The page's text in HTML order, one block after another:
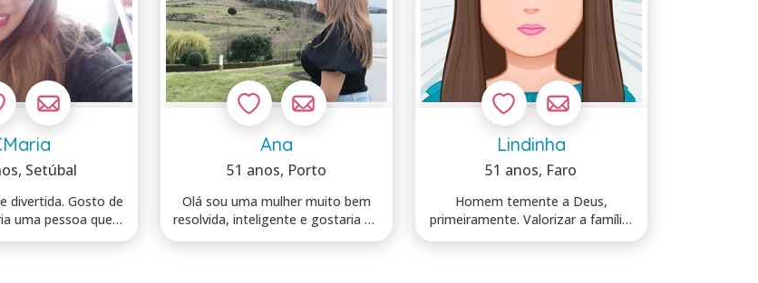
, Setúbal
Gosto de
uma pessoa que
gos...
Ana
51 anos, Porto
Olá sou uma mulher muito bem
resolvida, inteligente e gostaria de
conh...
Lindinha
51 anos, Faro
Homem temente a Deus,
primeiramente. Valorizar a família.
Amigo, com...